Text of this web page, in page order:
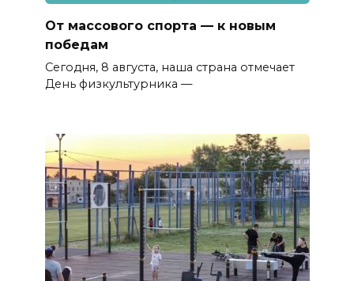
От массового спорта — к новым
победам
Сегодня, 8 августа, наша страна отмечает
День физкультурника —